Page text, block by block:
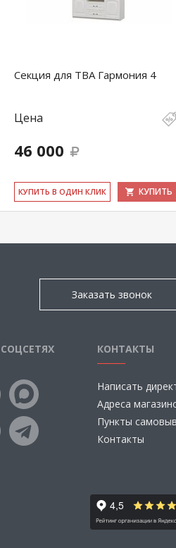
Секция для ТВА Гармония 4
Цена
46 000
КУ­ПИТЬ В ОДИН КЛИК КУПИТЬ
Заказать звонок
КОНТАКТЫ
Написать
Адреса
Пункты
Контакты